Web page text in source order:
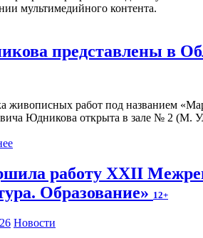
мультимедийного контента.
представлены в
живописных работ под названием
Юдникова открыта в зале № 2 (М.
работу XXII
Образование» 12+
Новости